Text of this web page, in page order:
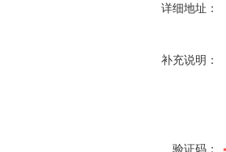
详细地址：
补充说明：
验证码：